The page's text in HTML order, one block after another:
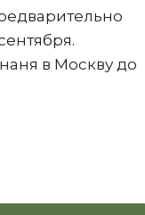
в Москву до